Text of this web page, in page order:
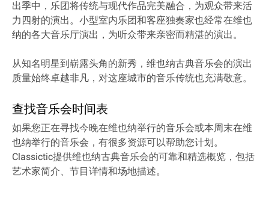
出季中，乐团将传统与现代作品完美融合，为观众带来活
力四射的演出。小型室内乐团和客座独奏家也经常在维也
纳的各大音乐厅演出，为听众带来亲密而精湛的演出。
从知名明星到崭露头角的新秀，维也纳古典音乐会的演出
质量始终卓越非凡，对这座城市的音乐传统也充满敬意。
查找音乐会时间表
如果您正在寻找今晚在维也纳举行的音乐会或本周末在维
也纳举行的音乐会，有很多资源可以帮助您计划。
Classictic提供维也纳古典音乐会的可靠和精选概览，包括
艺术家简介、节目详情和场地描述。